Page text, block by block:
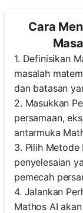
Cara
1. Definisikan
masalah
dan batasan
2. Masukkan
persamaan,
antarmuka
3. Pilih Metode
penyelesaian
pemecah
4. Jalankan
Mathos AI